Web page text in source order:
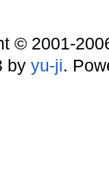
© 2001-
by yu-ji.